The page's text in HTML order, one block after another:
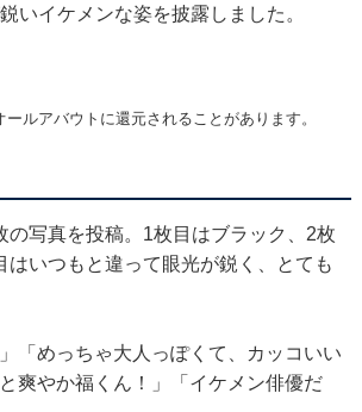
いイケメンな姿を披露しました。
ルアバウトに還元されることがあります。
写真を投稿。1枚目はブラック、2枚
いつもと違って眼光が鋭く、とても
「めっちゃ大人っぽくて、カッコいい
爽やか福くん！」「イケメン俳優だ